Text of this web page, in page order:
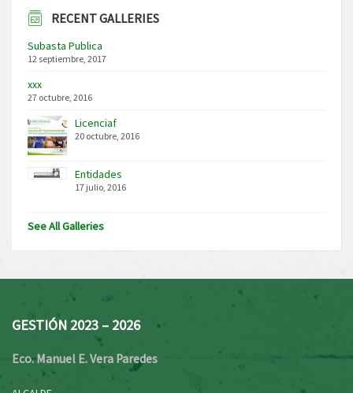
RECENT GALLERIES
Subasta Publica
12 septiembre, 2017
xxx
27 octubre, 2016
Licenciaf
20 octubre, 2016
Entidades
17 julio, 2016
See All Galleries
GESTIÓN 2023 – 2026
Eco. Manuel E. Vera Paredes